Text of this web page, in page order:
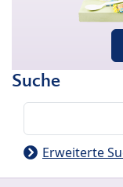
Suche
Erweiterte